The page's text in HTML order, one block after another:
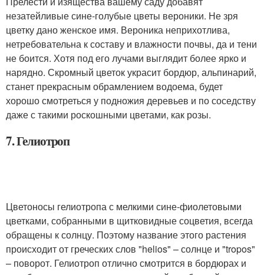
незатейливые сине-голубые цветы вероники. Не зря
цветку дано женское имя. Вероника неприхотлива,
нетребовательна к составу и влажности почвы, да и тени
не боится. Хотя под его лучами выглядит более ярко и
нарядно. Скромный цветок украсит бордюр, альпинарий,
станет прекрасным обрамлением водоема, будет
хорошо смотреться у подножия деревьев и по соседству
даже с такими роскошными цветами, как розы.
7. Гелиотроп
Цветоносы гелиотропа с мелкими сине-фиолетовыми
цветками, собранными в щитковидные соцветия, всегда
обращены к солнцу. Поэтому название этого растения
происходит от греческих слов "helios" – солнце и "tropos"
– поворот. Гелиотроп отлично смотрится в бордюрах и